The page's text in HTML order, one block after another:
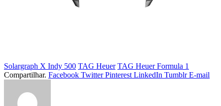
Solargraph X Indy 500 TAG Heuer TAG Heuer Formula 1
Compartilhar. Facebook Twitter Pinterest LinkedIn Tumblr E-mail